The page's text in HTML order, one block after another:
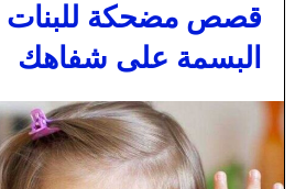
قصص مضحكة
البسمة على شفاهك